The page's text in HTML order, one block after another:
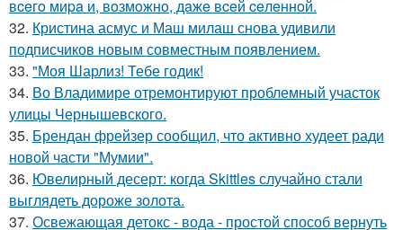
вceгo миpa и, вoзмoжнo, дaжe вceй ceлeннoй.
32. Кристина асмус и Маш милаш снова удивили
подписчиков новым совместным появлением.
33. "Моя Шарлиз! Тебе годик!
34. Во Владимире отремонтируют проблемный участок
улицы Чернышевского.
35. Брендан фрейзер сообщил, что активно худеет ради
новой части "Мумии".
36. Ювелирный десерт: когда Skittles случайно стали
выглядеть дороже золота.
37. Освежающая детокс - вода - простой способ вернуть